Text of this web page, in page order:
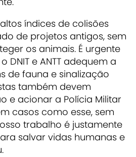
índices de colisões
de projetos antigos, sem
os animais. É urgente
DNIT e ANTT adequem a
de fauna e sinalização
também devem
e acionar a Polícia Militar
casos como esse, sem
trabalho é justamente
salvar vidas humanas e